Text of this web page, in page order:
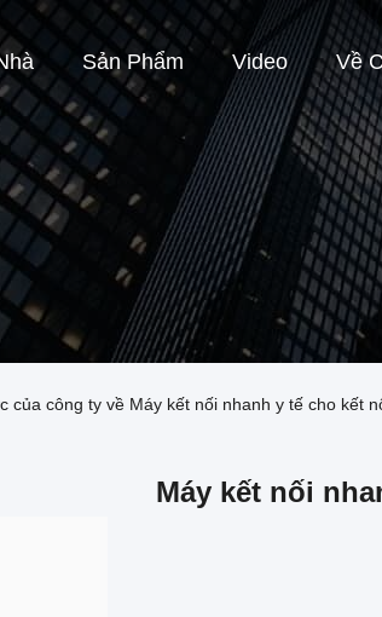
Sản Phẩm Video Về
của công ty về Máy kết nối nhanh y tế cho kết
Máy kết nối